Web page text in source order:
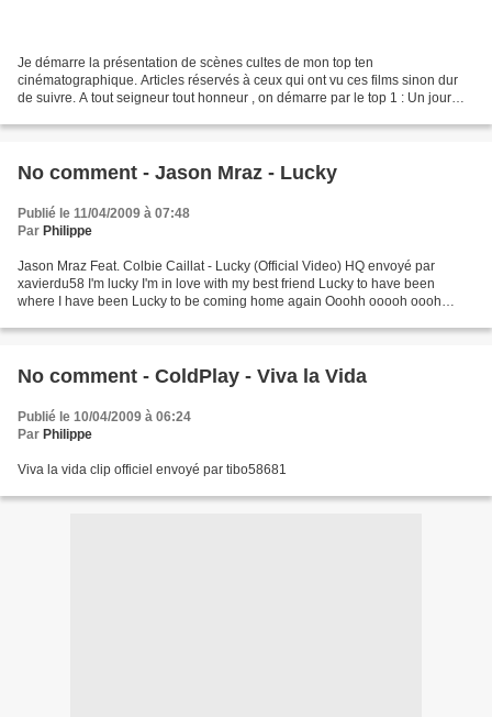
Je démarre la présentation de scènes cultes de mon top ten
cinématographique. Articles réservés à ceux qui ont vu ces films sinon dur
de suivre. A tout seigneur tout honneur , on démarre par le top 1 : Un jour
No comment - Jason Mraz - Lucky
Publié le 11/04/2009 à 07:48
Par Philippe
Jason Mraz Feat. Colbie Caillat - Lucky (Official Video) HQ envoyé par
xavierdu58 I'm lucky I'm in love with my best friend Lucky to have been
where I have been Lucky to be coming home again Ooohh ooooh oooh
No comment - ColdPlay - Viva la Vida
Publié le 10/04/2009 à 06:24
Par Philippe
Viva la vida clip officiel envoyé par tibo58681